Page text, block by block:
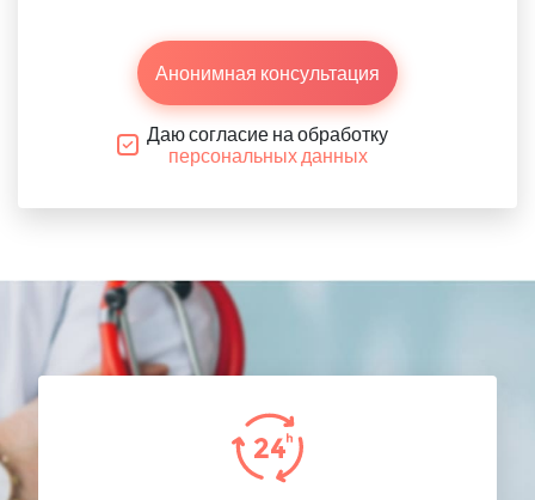
Анонимная консультация
Даю согласие на обработку
персональных данных